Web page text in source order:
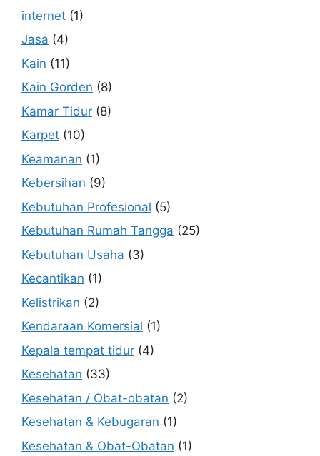
internet (1)
Jasa (4)
Kain (11)
Kain Gorden (8)
Kamar Tidur (8)
Karpet (10)
Keamanan (1)
Kebersihan (9)
Kebutuhan Profesional (5)
Kebutuhan Rumah Tangga (25)
Kebutuhan Usaha (3)
Kecantikan (1)
Kelistrikan (2)
Kendaraan Komersial (1)
Kepala tempat tidur (4)
Kesehatan (33)
Kesehatan / Obat-obatan (2)
Kesehatan & Kebugaran (1)
Kesehatan & Obat-Obatan (1)